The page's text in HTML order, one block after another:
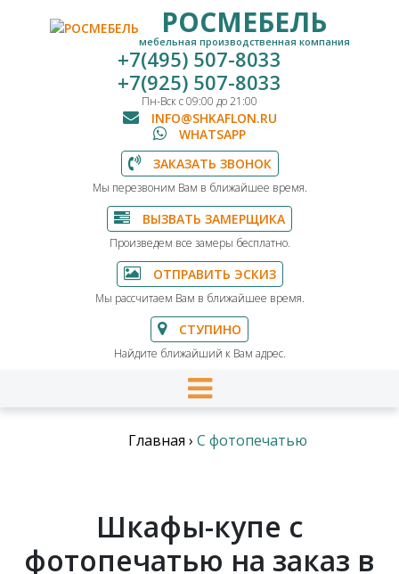
РОСМЕБЕЛЬ
мебельная производственная компания
+7(495) 507-8033
+7(925) 507-8033
Пн-Вск с 09:00 до 21:00
INFO@SHKAFLON.RU
WHATSAPP
ЗАКАЗАТЬ ЗВОНОК
Мы перезвоним Вам в ближайшее время.
ВЫЗВАТЬ ЗАМЕРЩИКА
Произведем все замеры бесплатно.
ОТПРАВИТЬ ЭСКИЗ
Мы рассчитаем Вам в ближайшее время.
СТУПИНО
Найдите ближайший к Вам адрес.
Главная › C фотопечатью
Шкафы-купе с
фотопечатью на заказ в